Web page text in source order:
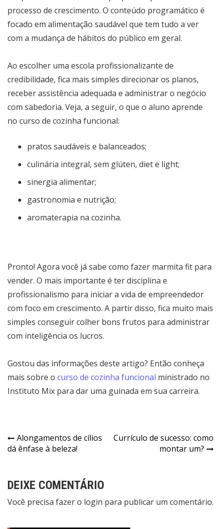
processo de crescimento. O conteúdo programático é
focado em alimentação saudável que tem tudo a ver
com a mudança de hábitos do público em geral.
Ao escolher uma escola profissionalizante de
credibilidade, fica mais simples direcionar os planos,
receber assistência adequada e administrar o negócio
com sabedoria. Veja, a seguir, o que o aluno aprende
no curso de cozinha funcional:
pratos saudáveis e balanceados;
culinária integral, sem glúten, diet e light;
sinergia alimentar;
gastronomia e nutrição;
aromaterapia na cozinha.
Pronto! Agora você já sabe como fazer marmita fit para
vender. O mais importante é ter disciplina e
profissionalismo para iniciar a vida de empreendedor
com foco em crescimento. A partir disso, fica muito mais
simples conseguir colher bons frutos para administrar
com inteligência os lucros.
Gostou das informações deste artigo? Então conheça
mais sobre o curso de cozinha funcional ministrado no
Instituto Mix para dar uma guinada em sua carreira.
Alongamentos de cílios
dá ênfase à beleza!
Currículo de sucesso: como
montar um?
DEIXE COMENTÁRIO
Você precisa fazer o login para publicar um comentário.